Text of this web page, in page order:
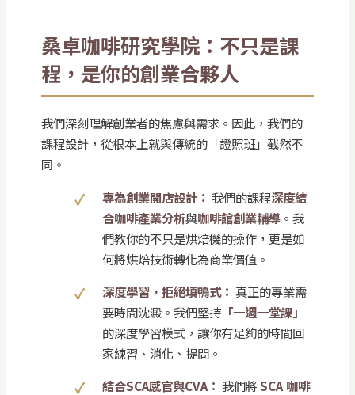
桑卓咖啡研究學院：不只是課
程，是你的創業合夥人
我們深刻理解創業者的焦慮與需求。因此，我們的
課程設計，從根本上就與傳統的「證照班」截然不
同。
專為創業開店設計： 我們的課程深度結
合咖啡產業分析與咖啡館創業輔導。我
們教你的不只是烘焙機的操作，更是如
何將烘焙技術轉化為商業價值。
深度學習，拒絕填鴨式： 真正的專業需
要時間沈澱。我們堅持「一週一堂課」
的深度學習模式，讓你有足夠的時間回
家練習、消化、提問。
結合SCA感官與CVA： 我們將SCA 咖啡